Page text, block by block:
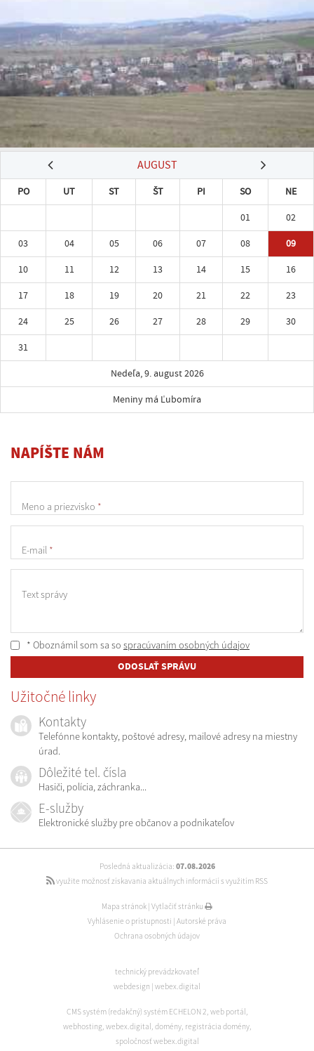
AUGUST
PO UT ST ŠT PI SO
NE
01
02
03
04 05 06 07 08
09
10
11 12 13 14 15
16
17
18 19 20 21 22
23
24
25 26 27 28 29
30
31
Nedeľa, 9. august 2026
Meniny má Ľubomíra
NAPÍŠTE NÁM
Meno a priezvisko *
E-mail *
Text správy
* Oboznámil som sa so spracúvaním osobných údajov
ODOSLAŤ SPRÁVU
Užitočné linky
Kontakty
Telefónne kontakty, poštové adresy, mailové adresy na miestny
úrad.
Dôležité tel. čísla
Hasiči, polícia, záchranka...
E-služby
Elektronické služby pre občanov a podnikateľov
Posledná aktualizácia: 07.08.2026
využite možnosť získavania aktuálnych informácií s využitím RSS
Mapa stránok | Vytlačiť stránku
Vyhlásenie o prístupnosti | Autorské práva
Ochrana osobných údajov
technický prevádzkovateľ
webdesign | webex.digital
CMS systém (redakčný) systém ECHELON 2 web portál
webhosting webex.digital domény, registrácia domény,
spoločnosť webex.digital